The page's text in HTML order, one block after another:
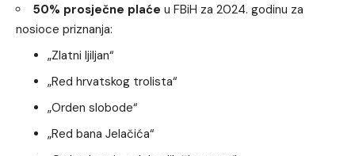
50% prosječne plaće u FBiH za 2024. godinu za
nosioce priznanja:
„Zlatni ljiljan“
„Red hrvatskog trolista“
„Orden slobode“
„Red bana Jelačića“